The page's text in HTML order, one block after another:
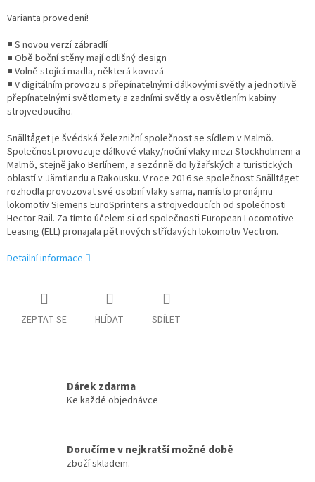
Varianta provedení!
■ S novou verzí zábradlí
■ Obě boční stěny mají odlišný design
■ Volně stojící madla, některá kovová
■ V digitálním provozu s přepínatelnými dálkovými světly a jednotlivě
přepínatelnými světlomety a zadními světly a osvětlením kabiny
strojvedoucího.
Snälltåget je švédská železniční společnost se sídlem v Malmö.
Společnost provozuje dálkové vlaky/noční vlaky mezi Stockholmem a
Malmö, stejně jako Berlínem, a sezónně do lyžařských a turistických
oblastí v Jämtlandu a Rakousku. V roce 2016 se společnost Snälltåget
rozhodla provozovat své osobní vlaky sama, namísto pronájmu
lokomotiv Siemens EuroSprinters a strojvedoucích od společnosti
Hector Rail. Za tímto účelem si od společnosti European Locomotive
Leasing (ELL) pronajala pět nových střídavých lokomotiv Vectron.
Detailní informace
ZEPTAT SE HLÍDAT SDÍLET
Dárek zdarma
Ke každé objednávce
Doručíme v nejkratší možné době
zboží skladem.